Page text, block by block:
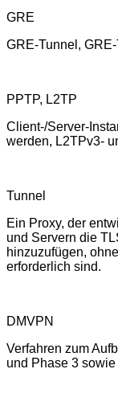
GRE
GRE-Tunnel,
PPTP, L2TP
Client-/Server-
werden, L2TPv3-
Tunnel
Ein Proxy, der
und Servern die
hinzuzufügen,
erforderlich sind.
DMVPN
Verfahren zum
und Phase 3